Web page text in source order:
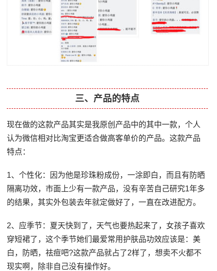
三、产品的特点
现在做的这款产品其实是我原创产品中的其中一款，个人
认为微信相对比淘宝更适合做高客单价的产品。这款产品
特点：
1、个性化：因为他是珍珠粉成份，一涂即白，而且有防晒
隔离功效，市面上少有一款产品，没有辛苦自己研究1年多
的结果，其实外包装去年就定做好了，一直在改进配方。
2、应季节：夏天快到了，天气也要热起来了，女孩子喜欢
穿短裙了，这个季节她们最爱常用护肤品功效应该是：美
白，防晒，祛痘吧?这款产品就占了2样了，想卖不火都不
现实啊，除非自己没有操作好。